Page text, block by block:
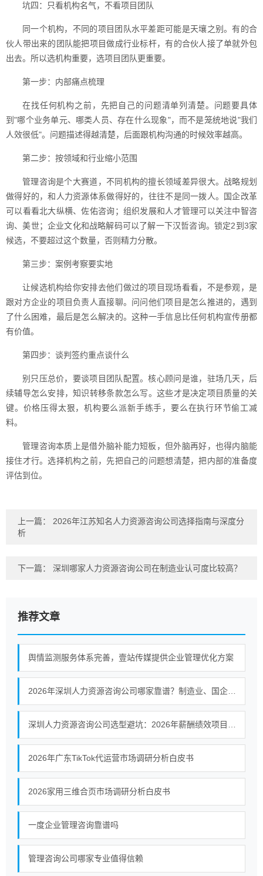
坑四：只看机构名气，不看项目团队
同一个机构，不同的项目团队水平差距可能是天壤之别。有的合
伙人带出来的团队能把项目做成行业标杆，有的合伙人接了单就外包
出去。所以选机构重要，选项目团队更重要。
第一步：内部痛点梳理
在找任何机构之前，先把自己的问题清单列清楚。问题要具体
到"哪个业务单元、哪类人员、存在什么现象"，而不是笼统地说"我们
人效很低"。问题描述得越清楚，后面跟机构沟通的时候效率越高。
第二步：按领域和行业缩小范围
管理咨询是个大赛道，不同机构的擅长领域差异很大。战略规划
做得好的，和人力资源体系做得好的，往往不是同一拨人。国企改革
可以看看北大纵横、佐佑咨询；组织发展和人才管理可以关注中智咨
询、美世；企业文化和战略解码可以了解一下汉哲咨询。锁定2到3家
候选，不要超过这个数量，否则精力分散。
第三步：案例考察要实地
让候选机构给你安排去他们做过的项目现场看看，不是参观，是
跟对方企业的项目负责人直接聊。问问他们项目是怎么推进的，遇到
了什么困难，最后是怎么解决的。这种一手信息比任何机构宣传册都
有价值。
第四步：谈判签约重点谈什么
别只压总价，要谈项目团队配置。核心顾问是谁，驻场几天，后
续辅导怎么安排，知识转移条款怎么写。这些才是决定项目质量的关
键。价格压得太狠，机构要么派新手练手，要么在执行环节偷工减
料。
管理咨询本质上是借外脑补能力短板，但外脑再好，也得内脑能
接住才行。选择机构之前，先把自己的问题想清楚，把内部的准备度
评估到位。
上一篇： 2026年江苏知名人力资源咨询公司选择指南与深度分
析
下一篇： 深圳哪家人力资源咨询公司在制造业认可度比较高？
推荐文章
舆情监测服务体系完善，壹站传媒提供企业管理优化方案
2026年广东TikTok代运营市场调研分析白皮书
2026家用三维合页市场调研分析白皮书
一度企业管理咨询靠谱吗
管理咨询公司哪家专业值得信赖